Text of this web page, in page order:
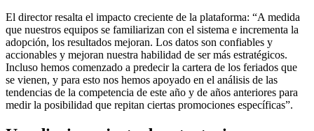
El director resalta el impacto creciente de la plataforma: “A medida
que nuestros equipos se familiarizan con el sistema e incrementa la
adopción, los resultados mejoran. Los datos son confiables y
accionables y mejoran nuestra habilidad de ser más estratégicos.
Incluso hemos comenzado a predecir la cartera de los feriados que
se vienen, y para esto nos hemos apoyado en el análisis de las
tendencias de la competencia de este año y de años anteriores para
medir la posibilidad que repitan ciertas promociones específicas”.